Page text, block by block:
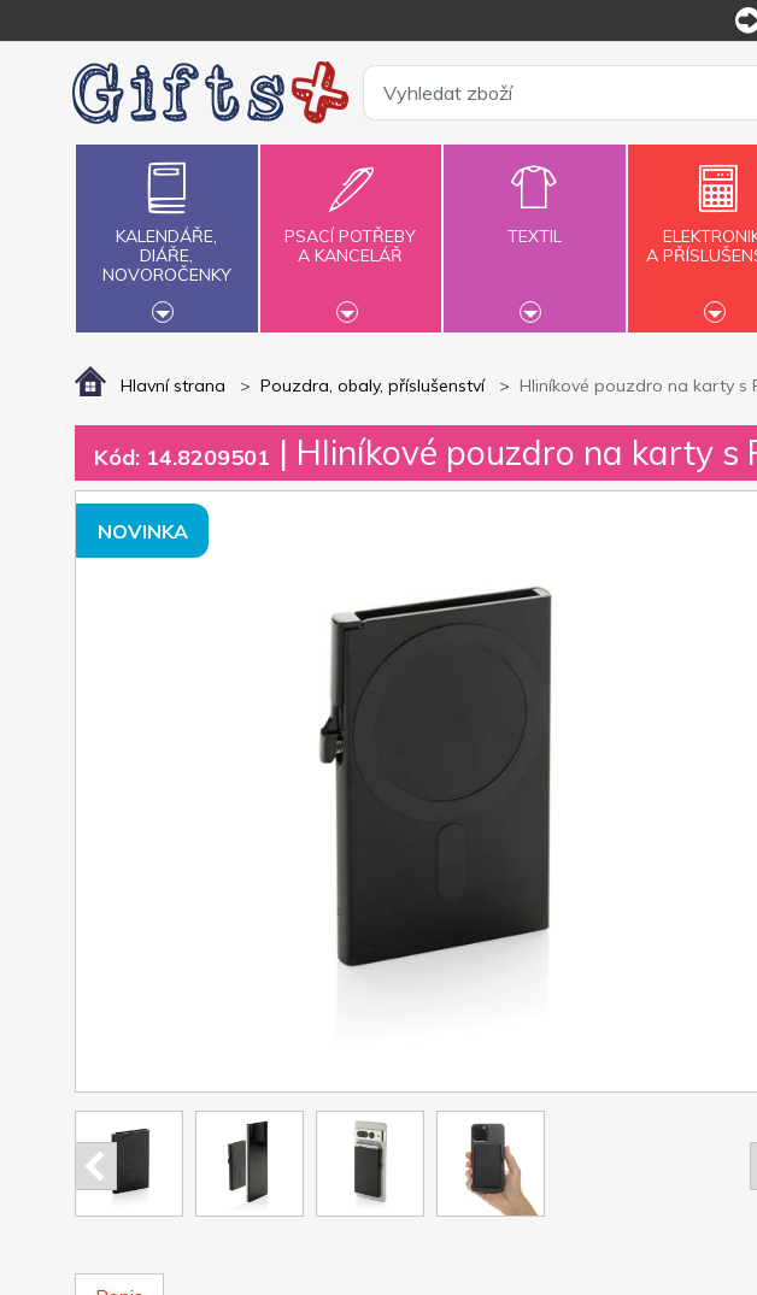
KALENDÁŘE,
DIÁŘE,
NOVOROČENKY
PSACÍ POTŘEBY
A KANCELÁŘ
TEXTIL
A
Hlavní strana Pouzdra, obaly, příslušenství Hliníkové pouzdro na karty s
Kód: 14.8209501 | Hliníkové pouzdro na karty s
NOVINKA